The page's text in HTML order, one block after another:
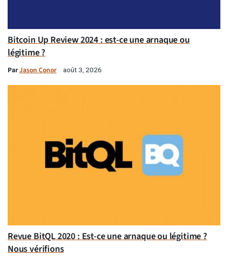
Bitcoin Up Review 2024 : est-ce une arnaque ou
légitime ?
ParJason Conor août 3, 2026
Revue BitQL 2020 : Est-ce une arnaque ou légitime ?
Nous vérifions